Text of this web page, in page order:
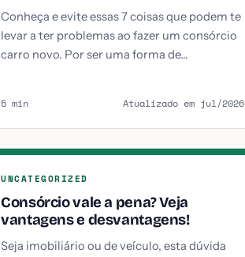
Conheça e evite essas 7 coisas que podem te
levar a ter problemas ao fazer um consórcio
carro novo. Por ser uma forma de…
5 min Atualizado em jul/2026
UNCATEGORIZED
Consórcio vale a pena? Veja
vantagens e desvantagens!
Seja imobiliário ou de veículo, esta dúvida